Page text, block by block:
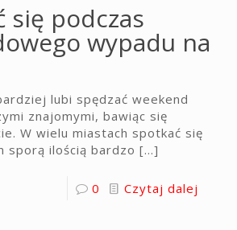
się podczas
wypadu na
lubi spędzać weekend
znajomymi, bawiąc się
W wielu miastach spotkać się
sporą ilością bardzo […]
0 Czytaj dalej